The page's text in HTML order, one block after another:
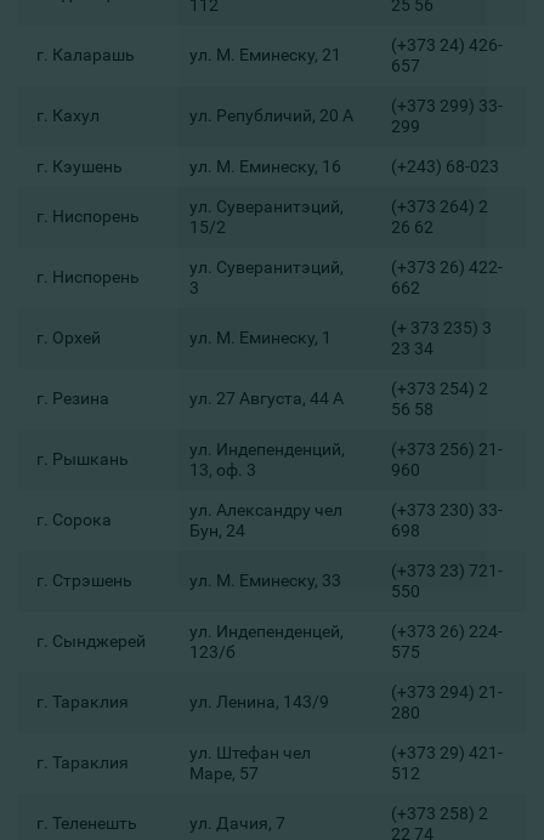
112
25 56
г. Каларашь ул. М. Еминеску, 21
(+373 24) 426-
657
г. Кахул ул. Републичий, 20 А
(+373 299) 33-
299
г. Кэушень ул. М. Еминеску, 16 (+243) 68-023
г. Ниспорень
ул. Суверанитэций,
15/2
(+373 264) 2
26 62
г. Ниспорень
ул. Суверанитэций,
3
(+373 26) 422-
662
г. Орхей ул. М. Еминеску, 1
(+ 373 235) 3
23 34
г. Резина ул. 27 Августа, 44 А
(+373 254) 2
56 58
г. Рышкань
ул. Индепенденций,
13, оф. 3
(+373 256) 21-
960
г. Сорока
ул. Александру чел
Бун, 24
(+373 230) 33-
698
г. Стрэшень ул. М. Еминеску, 33
(+373 23) 721-
550
г. Сынджерей
ул. Индепенденцей,
123/б
(+373 26) 224-
575
г. Тараклия ул. Ленина, 143/9
(+373 294) 21-
280
г. Тараклия
ул. Штефан чел
Маре, 57
(+373 29) 421-
512
г. Теленешть ул. Дачия, 7
(+373 258) 2
22 74